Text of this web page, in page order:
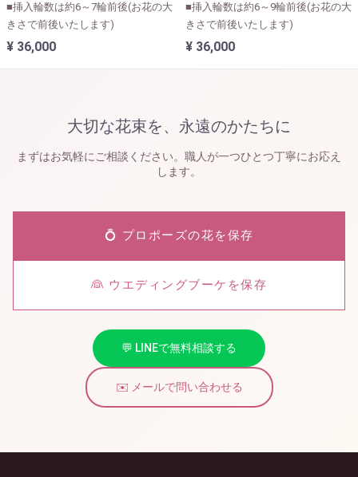
■挿入輪数は約6～7輪前後(お花の大
きさで前後いたします)
¥ 36,000
■挿入輪数は約6～9輪前後(お花の大
きさで前後いたします)
¥ 36,000
大切な花束を、永遠のかたちに
まずはお気軽にご相談ください。職人が一つひとつ丁寧にお応え
します。
💍 プロポーズの花を保存
👰 ウエディングブーケを保存
💬 LINEで無料相談する
✉️ メールで問い合わせる